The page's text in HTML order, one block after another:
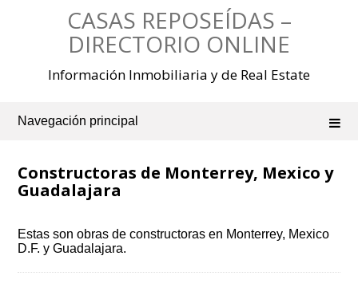
CASAS REPOSEÍDAS –
DIRECTORIO ONLINE
Información Inmobiliaria y de Real Estate
Navegación principal
Constructoras de Monterrey, Mexico y
Guadalajara
Estas son obras de constructoras en Monterrey, Mexico
D.F. y Guadalajara.